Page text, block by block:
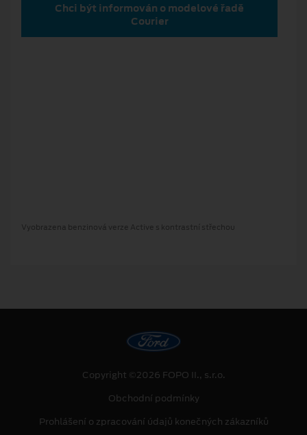
Chci být informován o modelové řadě
Courier
Vyobrazena benzinová verze Active s kontrastní střechou
Copyright ©2026 FOPO II., s.r.o.
Obchodní podmínky
Prohlášení o zpracování údajů konečných zákazníků